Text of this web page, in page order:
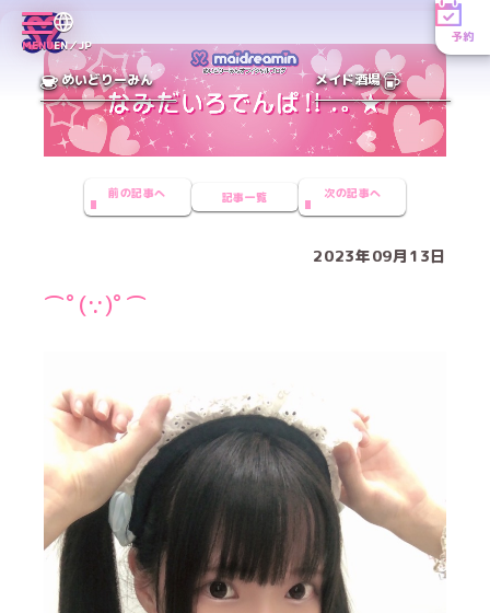
MENUEN／JP
予約
めいどりーみん メイド酒場
前の記事へ 記事一覧 次の記事へ
2023年09月13日
⌒ﾟ(∵)ﾟ⌒